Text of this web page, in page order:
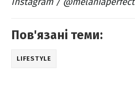
Пов'язані теми:
LIFESTYLE